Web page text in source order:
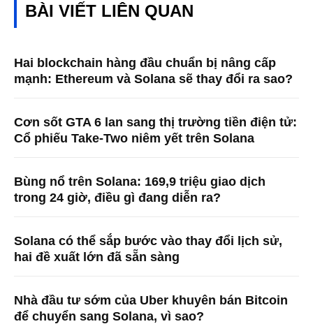
BÀI VIẾT LIÊN QUAN
Hai blockchain hàng đầu chuẩn bị nâng cấp
mạnh: Ethereum và Solana sẽ thay đổi ra sao?
Cơn sốt GTA 6 lan sang thị trường tiền điện tử:
Cổ phiếu Take-Two niêm yết trên Solana
Bùng nổ trên Solana: 169,9 triệu giao dịch
trong 24 giờ, điều gì đang diễn ra?
Solana có thể sắp bước vào thay đổi lịch sử,
hai đề xuất lớn đã sẵn sàng
Nhà đầu tư sớm của Uber khuyên bán Bitcoin
để chuyển sang Solana, vì sao?